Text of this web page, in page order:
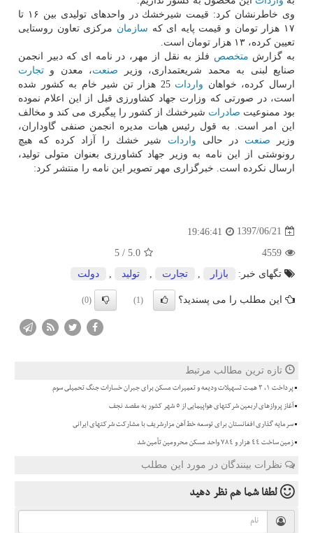
وی خاطرنشان كرد: قیمت شیرخشك در واحدهای تولیدی بین ۱۶ تا
۱۷ هزار تومان و قیمت پایه ای كه
سازمان مركزی تعاون روستایی
تعیین كرده، ۱۳ هزار تومان است.
به گزارش متخصص فلز به نقل از مهر، در نامه ای كه دبیر انجمن
صنایع لبنی به محمد شریعتمداری، وزیر صنعت، معدن و تجارت
ارسال كرده، خواهان واردات
25 هزار تن شیر خام به كشور شده
است، در صورتی كه وزارت جهاد كشاورزی قبل از این اعلام نموده
بود ممنوعیت صادرات شیرخشك از كشور را پیگیری می كند و مخالف
این امر است. به قول رئیس هیات مدیره انجمن صنفی گاوداران،
وزیر صنعت در حالی واردات شیر خشك را آزاد كرده كه هیچ
رونوشتی از این نامه به وزیر جهاد كشاورزی بعنوان متولی تولید،
ارسال نكرده است. خبرگزاری مهر تصویر این نامه را منتشر كرد:
1397/06/21
19:46:41
4559
5.0
/
5
تگهای خبر:
بازار تجارت تولید دولت
این مطلب را می پسندید؟ (1)
(0)
تازه ترین مطالب مرتبط
پرداخت ۱، ۳ همت تسهیلات ودیعه و تعمیرات مسکن برای جبران خسارات جنگ تحمیلی سوم
آغاز پروازهای اربعین شرکتهای هواپیمایی از 5 شهر کشور به مقصد نجف
سرمایه گذاری افغانستان برای توسعه خط آهن مزارشریف با مشارکت شرکتهای ایرانی
زمین ساخت ۴۴ هزار و ۷۸۴ واحد مسکن محرومین تأمین شد
نظرات بینندگان در مورد این مطلب
لطفا شما هم نظر دهید